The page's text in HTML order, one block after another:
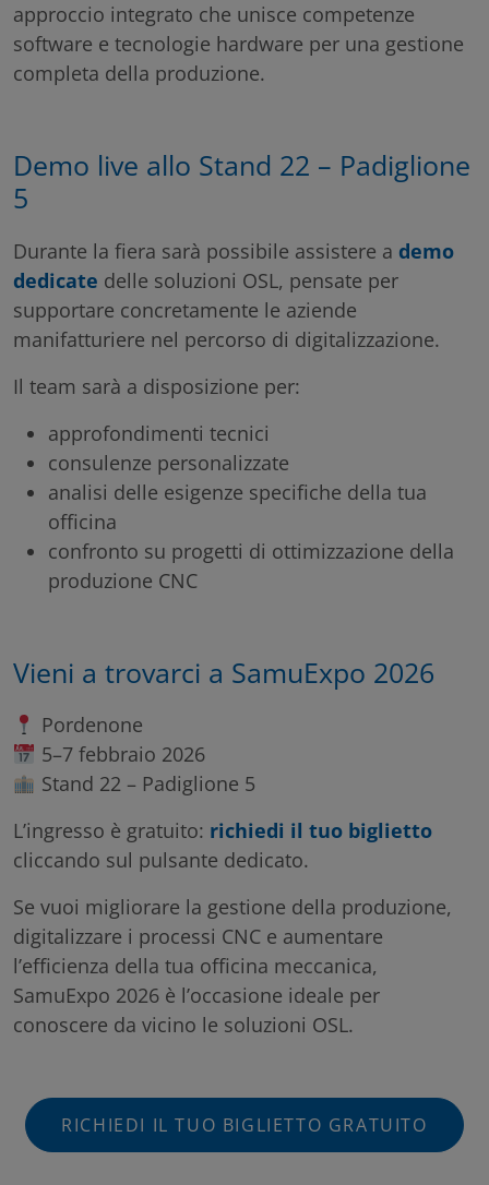
approccio integrato che unisce competenze
software e tecnologie hardware per una gestione
completa della produzione.
Demo live allo Stand 22 – Padiglione
5
Durante la fiera sarà possibile assistere a demo
dedicate delle soluzioni OSL, pensate per
supportare concretamente le aziende
manifatturiere nel percorso di digitalizzazione.
Il team sarà a disposizione per:
approfondimenti tecnici
consulenze personalizzate
analisi delle esigenze specifiche della tua
officina
confronto su progetti di ottimizzazione della
produzione CNC
Vieni a trovarci a SamuExpo 2026
Pordenone
5–7 febbraio 2026
Stand 22 – Padiglione 5
L’ingresso è gratuito: richiedi il tuo biglietto
cliccando sul pulsante dedicato.
Se vuoi migliorare la gestione della produzione,
digitalizzare i processi CNC e aumentare
l’efficienza della tua officina meccanica,
SamuExpo 2026 è l’occasione ideale per
conoscere da vicino le soluzioni OSL.
RICHIEDI IL TUO BIGLIETTO GRATUITO